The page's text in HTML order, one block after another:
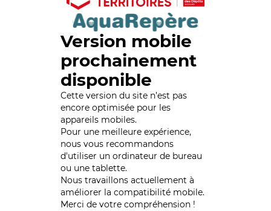
Version mobile
prochainement
disponible
Cette version du site n’est pas
encore optimisée pour les
appareils mobiles.
Pour une meilleure expérience,
nous vous recommandons
d'utiliser un ordinateur de bureau
ou une tablette.
Nous travaillons actuellement à
améliorer la compatibilité mobile.
Merci de votre compréhension !